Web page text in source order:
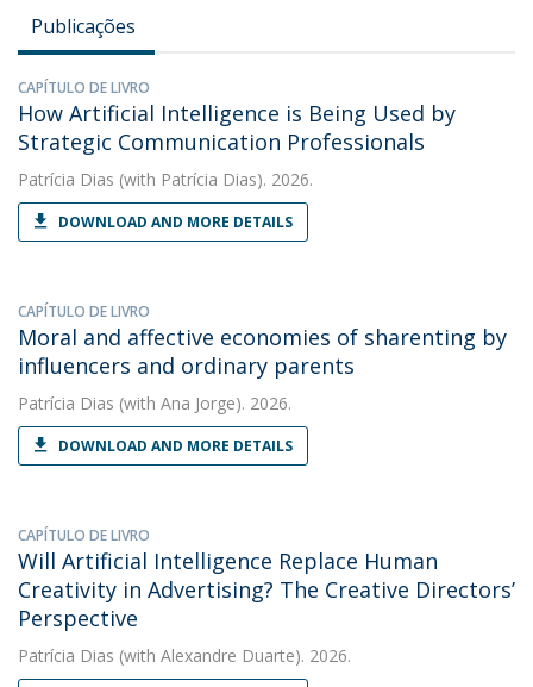
Publicações
CAPÍTULO DE LIVRO
How Artificial Intelligence is Being Used by
Strategic Communication Professionals
Patrícia Dias (with Patrícia Dias). 2026.
DOWNLOAD AND MORE DETAILS
CAPÍTULO DE LIVRO
Moral and affective economies of sharenting by
influencers and ordinary parents
Patrícia Dias (with Ana Jorge). 2026.
DOWNLOAD AND MORE DETAILS
CAPÍTULO DE LIVRO
Will Artificial Intelligence Replace Human
Creativity in Advertising? The Creative Directors’
Perspective
Patrícia Dias (with Alexandre Duarte). 2026.